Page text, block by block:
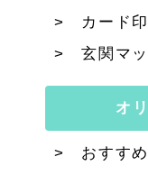
カード
玄関マ
オ
おすす